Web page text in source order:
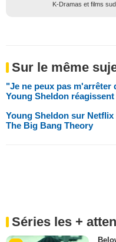
K-Dramas et films
Sur le même
"Je ne peux pas m'arrêter
Young Sheldon
Young Sheldon sur
The Big Bang Theory
Séries les +